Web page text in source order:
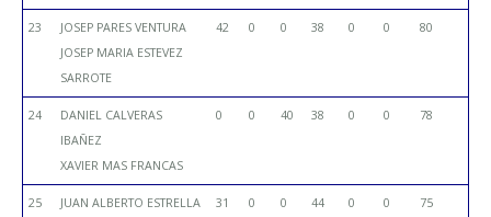
23
JOSEP PARES VENTURA
JOSEP MARIA ESTEVEZ
SARROTE
42 0 0 38 0 0 80
24
DANIEL CALVERAS
IBAÑEZ
XAVIER MAS FRANCAS
0 0 40 38 0 0 78
25
JUAN ALBERTO ESTRELLA
31 0 0 44 0 0 75